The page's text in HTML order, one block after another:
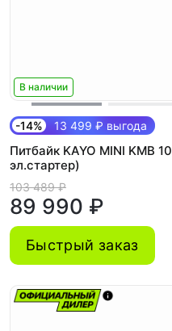
В наличии
-14% 13 499 ₽ выгода
Питбайк KAYO MINI KMB
эл.стартер)
103 489 ₽
89 990 ₽
Быстрый заказ